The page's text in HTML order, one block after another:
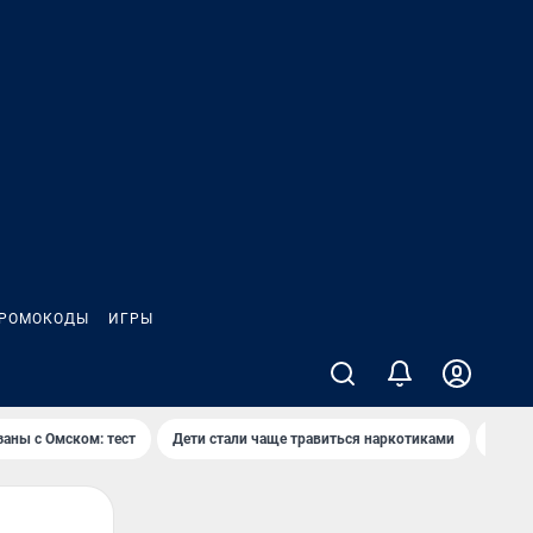
ИГРЫ
с Омском: тест Дети стали чаще травиться наркотиками